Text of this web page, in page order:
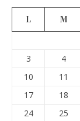
L M
3
4
10
11
17
18
24
25